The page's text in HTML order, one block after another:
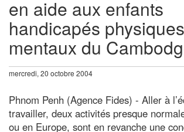
en aide aux enfants
handicapés
mentaux du
mercredi, 20 octobre 2004
Phnom Penh (Agence Fides) - Aller à
travailler, deux activités presque
ou en Europe, sont en revanche une